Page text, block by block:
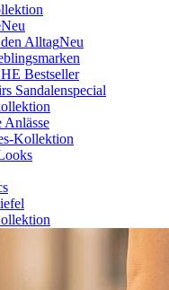
Neu
AlltagNeu
Bestseller
Sandalenspecial
Anlässe
Kollektion